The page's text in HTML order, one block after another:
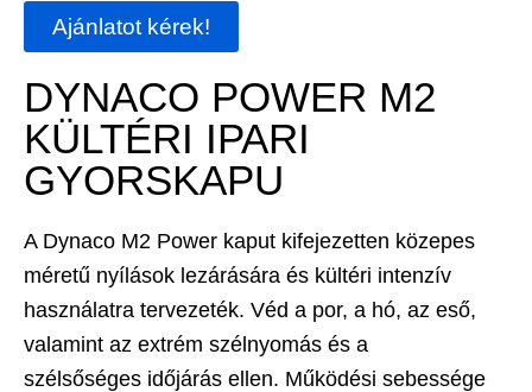
Ajánlatot kérek!
DYNACO POWER M2
KÜLTÉRI IPARI
GYORSKAPU
A Dynaco M2 Power kaput kifejezetten közepes
méretű nyílások lezárására és kültéri intenzív
használatra tervezeték. Véd a por, a hó, az eső,
valamint az extrém szélnyomás és a
szélsőséges időjárás ellen. Működési sebessége